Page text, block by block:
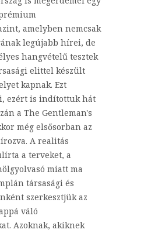
amelyben nemcsak
legújabb hírei, de
hangvételű tesztek
elittel készült
kapnak. Ezt
ezért is indítottuk hát
a The Gentleman's
még elsősorban az
A realitás
a terveket, a
miatt ma
társasági és
szerkesztjük az
váló
Azoknak, akiknek